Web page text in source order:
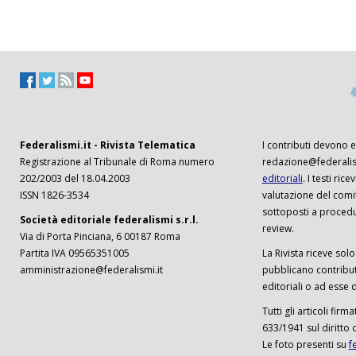
Federalismi.it - Rivista Telematica
Registrazione al Tribunale di Roma numero
202/2003 del 18.04.2003
ISSN 1826-3534
Società editoriale federalismi s.r.l.
Via di Porta Pinciana, 6 00187 Roma
Partita IVA 09565351005
amministrazione@federalismi.it
I contributi devono
editoriali. I testi
valutazione del
sottoposti a
review.
La Rivista riceve
pubblicano
editoriali o ad esse
Tutti gli articoli
633/1941 sul diritto
Le foto presenti su